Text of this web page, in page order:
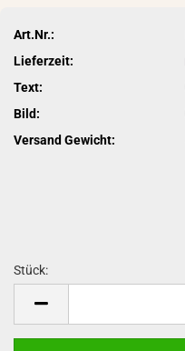
Art.Nr.:
Lieferzeit:
Text:
Bild:
Versand Gewicht:
Stück: